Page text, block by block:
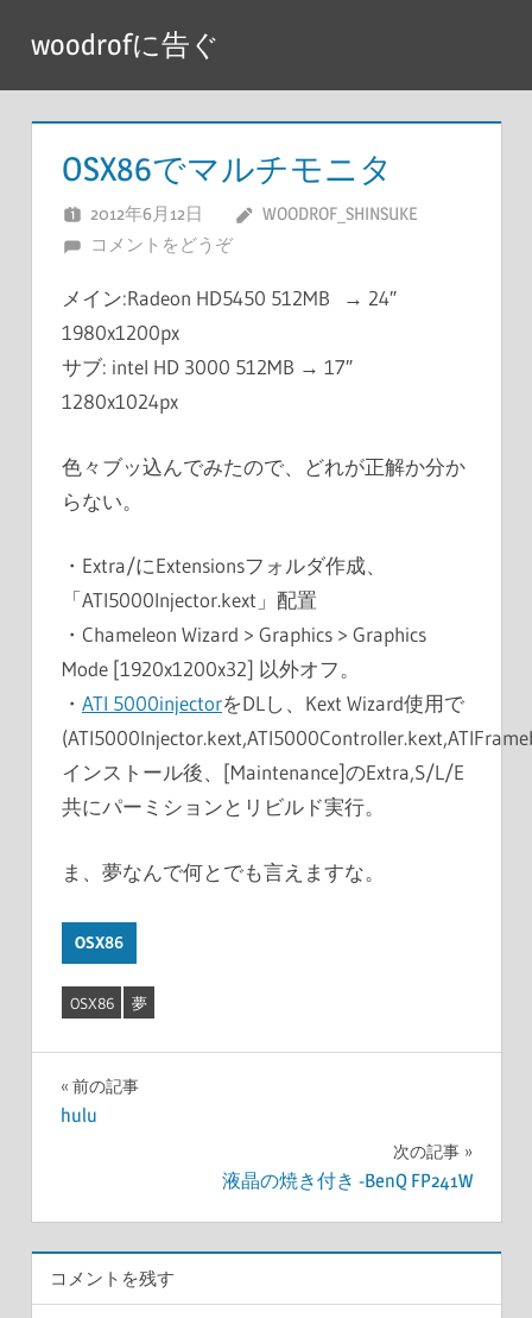
テ
woodrofに告ぐ
OSX86でマルチモニタ
2012年6月12日
WOODROF_SHINSUKE
コメントをどうぞ
メイン:Radeon HD5450 512MB → 24″
1980x1200px
サブ: intel HD 3000 512MB → 17″
1280x1024px
色々ブッ込んでみたので、どれが正解か分か
らない。
・Extra/にExtensionsフォルダ作成、
「ATI5000Injector.kext」配置
・Chameleon Wizard > Graphics > Graphics
Mode [1920x1200x32] 以外オフ。
・ ATI 5000injectorをDLし、Kext Wizard使用で
インストール後、[Maintenance]のExtra,S/L/E
共にパーミションとリビルド実行。
ま、夢なんで何とでも言えますな。
OSX86
OSX86 夢
投
ビ
ゲ
前の記事
hulu
次の記事
液晶の焼き付き -BenQ FP241W
コメントを残す